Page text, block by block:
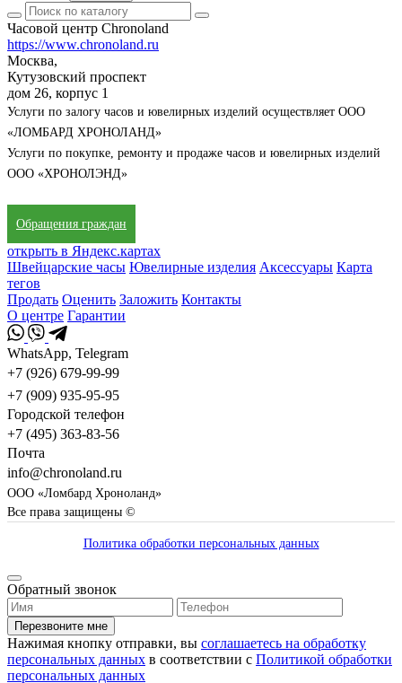
Часовой центр Chronoland
https://www.chronoland.ru
Москва,
Кутузовский проспект
дом 26, корпус 1
Услуги по залогу часов и ювелирных изделий осуществляет ООО
«ЛОМБАРД ХРОНОЛАНД»
Услуги по покупке, ремонту и продаже часов и ювелирных изделий
ООО «ХРОНОЛЭНД»
Обращения граждан
открыть в Яндекс.картах
Швейцарские часы Ювелирные изделия Аксессуары Карта
тегов
Продать Оценить Заложить Контакты
О центре Гарантии
WhatsApp, Telegram
+7 (926) 679-99-99
+7 (909) 935-95-95
Городской телефон
+7 (495) 363-83-56
Почта
info@chronoland.ru
ООО «Ломбард Хроноланд»
Все права защищены ©
Политика обработки персональных данных
Обратный звонок
Перезвоните мне
Нажимая кнопку отправки, вы соглашаетесь на обработку
персональных данных в соответствии с Политикой обработки
персональных данных